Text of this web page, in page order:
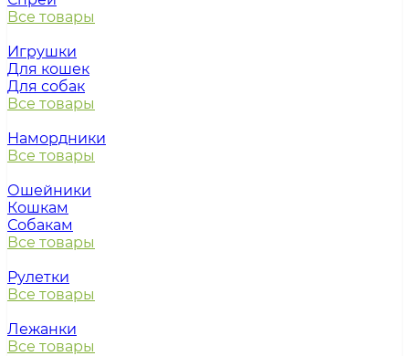
Все товары
Игрушки
Для кошек
Для собак
Все товары
Намордники
Все товары
Ошейники
Кошкам
Собакам
Все товары
Рулетки
Все товары
Лежанки
Все товары